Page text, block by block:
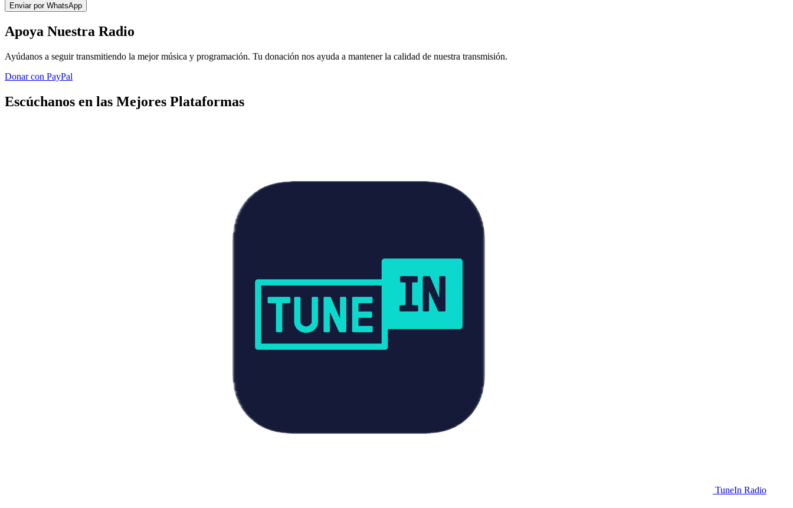
Enviar por WhatsApp
Apoya Nuestra Radio
Ayúdanos a seguir transmitiendo la mejor música y programación. Tu donación nos ayuda a mantener la calidad de nuestra transmisión.
Donar con PayPal
Escúchanos en las Mejores Plataformas
TuneIn Radio